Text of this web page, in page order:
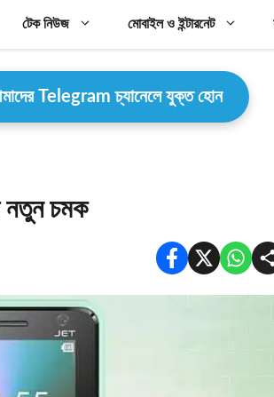
টেক নিউজ মোবাইল ও ইন্টারনেট
Telegram চ্যানেলে যুক্ত হোন
নতুন চমক